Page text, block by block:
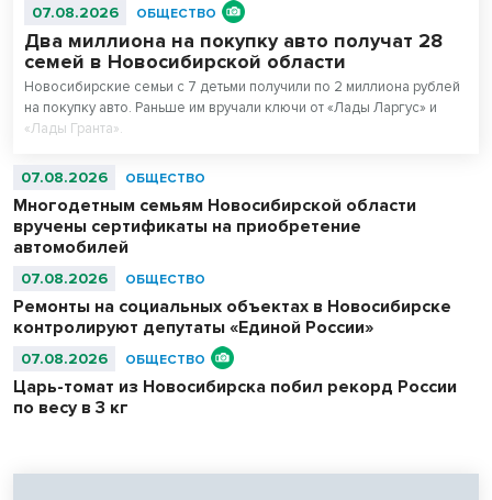
07.08.2026 ОБЩЕСТВО
Два миллиона на покупку авто получат 28
семей в Новосибирской области
Новосибирские семьи с 7 детьми получили по 2 миллиона рублей
на покупку авто. Раньше им вручали ключи от «Лады Ларгус» и
«Лады Гранта».
07.08.2026 ОБЩЕСТВО
Многодетным семьям Новосибирской области
вручены сертификаты на приобретение
автомобилей
07.08.2026 ОБЩЕСТВО
Ремонты на социальных объектах в Новосибирске
контролируют депутаты «Единой России»
07.08.2026 ОБЩЕСТВО
Царь-томат из Новосибирска побил рекорд России
по весу в 3 кг